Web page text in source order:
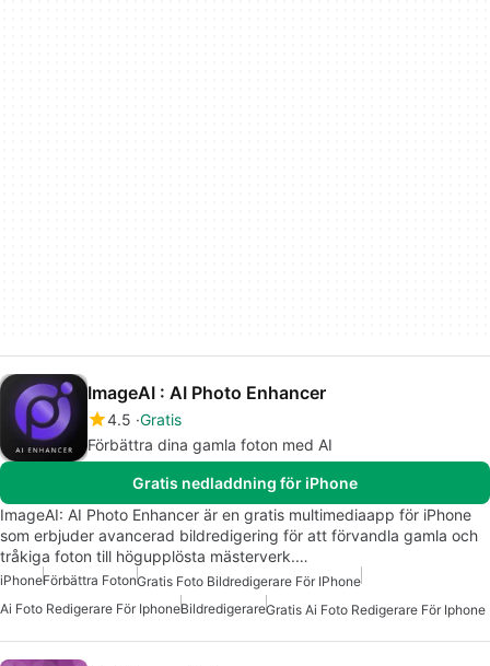
ImageAI : AI Photo Enhancer
4.5 Gratis
Förbättra dina gamla foton med AI
Gratis nedladdning för iPhone
ImageAI: AI Photo Enhancer är en gratis multimediaapp för iPhone
som erbjuder avancerad bildredigering för att förvandla gamla och
tråkiga foton till högupplösta mästerverk.…
iPhoneFörbättra FotonGratis Foto Bildredigerare För IPhone
Ai Foto Redigerare För IphoneBildredigerareGratis Ai Foto Redigerare För Iphone